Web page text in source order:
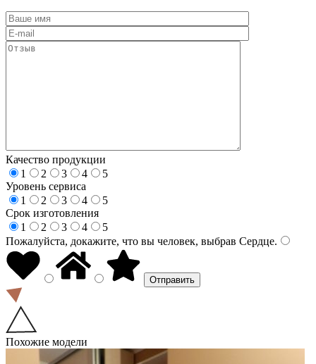
Качество продукции
1
2 3 4
5
Уровень сервиса
1
2 3 4
5
Срок изготовления
1
2 3 4
5
Пожалуйста, докажите, что вы человек, выбрав Сердце.
Похожие модели